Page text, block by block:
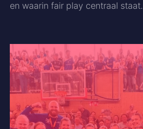
en waarin fair play centraal staat.